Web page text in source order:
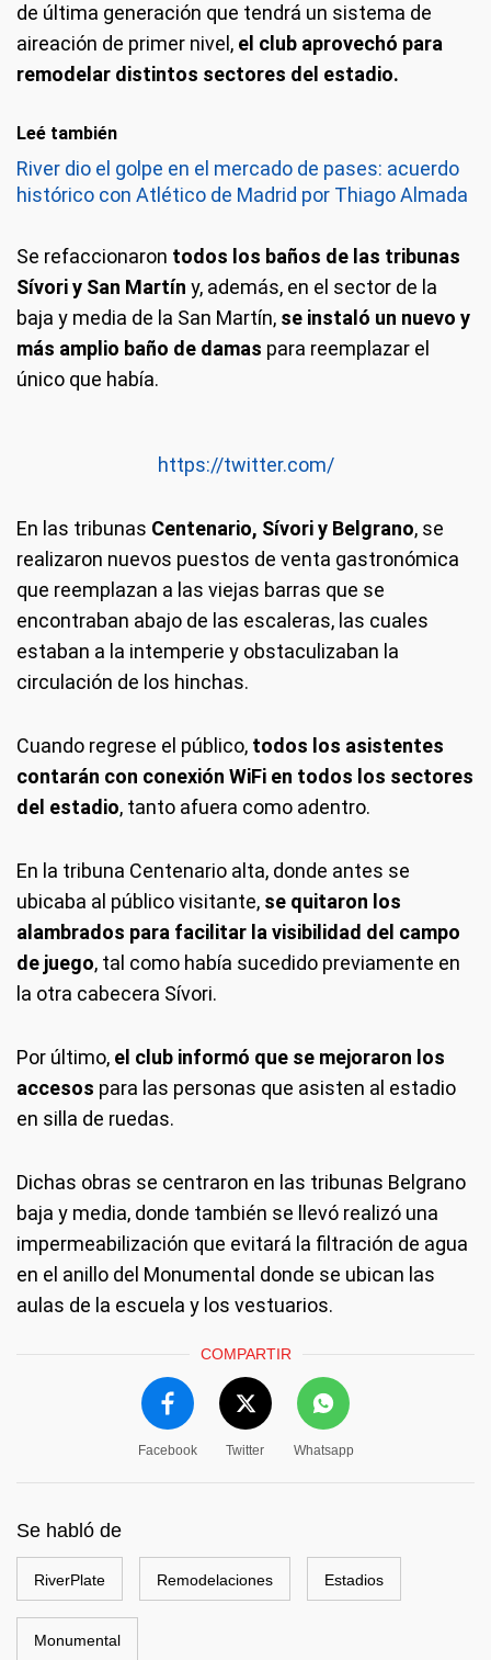
de última generación que tendrá un sistema de
aireación de primer nivel, el club aprovechó para
remodelar distintos sectores del estadio.
Leé también
River dio el golpe en el mercado de pases: acuerdo
histórico con Atlético de Madrid por Thiago Almada
Se refaccionaron todos los baños de las tribunas
Sívori y San Martín y, además, en el sector de la
baja y media de la San Martín, se instaló un nuevo y
más amplio baño de damas para reemplazar el
único que había.
https://twitter.com/
En las tribunas Centenario, Sívori y Belgrano, se
realizaron nuevos puestos de venta gastronómica
que reemplazan a las viejas barras que se
encontraban abajo de las escaleras, las cuales
estaban a la intemperie y obstaculizaban la
circulación de los hinchas.
Cuando regrese el público, todos los asistentes
contarán con conexión WiFi en todos los sectores
del estadio, tanto afuera como adentro.
En la tribuna Centenario alta, donde antes se
ubicaba al público visitante, se quitaron los
alambrados para facilitar la visibilidad del campo
de juego, tal como había sucedido previamente en
la otra cabecera Sívori.
Por último, el club informó que se mejoraron los
accesos para las personas que asisten al estadio
en silla de ruedas.
Dichas obras se centraron en las tribunas Belgrano
baja y media, donde también se llevó realizó una
impermeabilización que evitará la filtración de agua
en el anillo del Monumental donde se ubican las
aulas de la escuela y los vestuarios.
COMPARTIR
Facebook Twitter Whatsapp
Se habló de
RiverPlate Remodelaciones Estadios
Monumental